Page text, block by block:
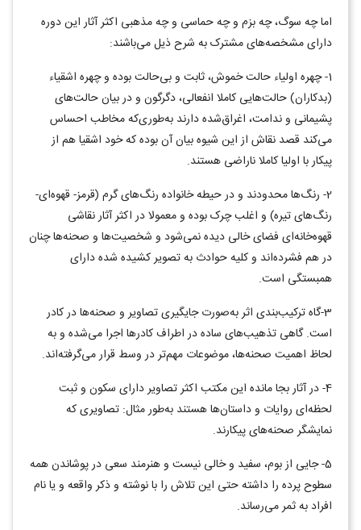
اما چه سوگ، چه بزم و چه حماسی و چه مذهبی اکثر آثار این دوره
دارای مشخصه‌های مشترک به شرح ذیل می‌باشند:
1- چهره اولیاء حالت خموش، ثابت و بی‌حالت بوده و چهره اشقیاء
(بدکاران) حالت‌هایی کاملا انفعالی، دگرگون و در بیان حالت‌های
پشیمانی و ندامت، اغراق‌شده دارند به‌طوری‌که مخاطب احساس
می‌کند قصد نقاش از این شیوه بیان آن بوده که خود اشقیا هم از
پیکار با اولیا کاملا ناراضی هستند.
2- رنگ‌ها محدودند و در حیطه خانواده رنگ‌های گرم (قرمز- قهوه‌ای-
رنگ‌های تیره) و اغلب چرک بوده و معمولا در اکثر آثار نقاشی
قهوه‌خانه‌ای فضای خالی دیده نمی‌شود و شخصیت‌ها و صحنه‌ها چنان
در هم فشرده‌اند و کلیه حوادث به تصویر کشیده شده دارای
همبستگی است.
3-گاه ترکیب‌بندی اثر به‌صورت جایگیری تصاویر و صحنه‌ها در کادر
است. گاهی تذهیب‌های ساده در اطراف کادرها اجرا می‌شده و به
لحاظ اهمیت صحنه‌ها، موضوعات مهم‌تر در وسط قرار می‌گرفته‌اند.
4- در آثار بجا مانده این مکتب اکثر تصاویر دارای سکون و ثبت
لحظه‌ای روایات و داستان‌ها هستند به‌طور مثال: تصاویری که
نمایشگر صحنه‌های پیکارند.
5- جایی از بوم، سفید و خالی نیست و هنرمند سعی در پوشاندن همه
سطوح پرده را داشته حتی این تلاش را با نوشته و ذکر واقعه و یا نام
افراد به ثمر می‌رساند.